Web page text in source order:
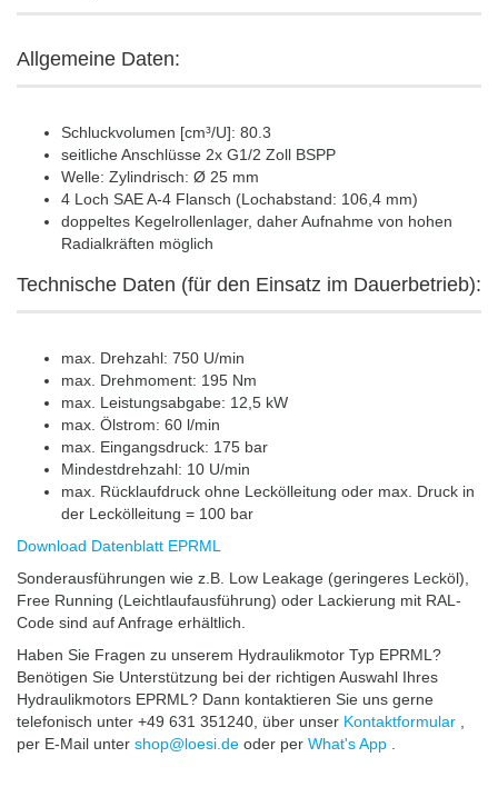
Allgemeine Daten:
Schluckvolumen [cm³/U]: 80.3
seitliche Anschlüsse 2x G1/2 Zoll BSPP
Welle: Zylindrisch: Ø 25 mm
4 Loch SAE A-4 Flansch (Lochabstand: 106,4 mm)
doppeltes Kegelrollenlager, daher Aufnahme von hohen
Radialkräften möglich
Technische Daten (für den Einsatz im Dauerbetrieb):
max. Drehzahl: 750 U/min
max. Drehmoment: 195 Nm
max. Leistungsabgabe: 12,5 kW
max. Ölstrom: 60 l/min
max. Eingangsdruck: 175 bar
Mindestdrehzahl: 10 U/min
max. Rücklaufdruck ohne Leckölleitung oder max. Druck in
der Leckölleitung = 100 bar
Download Datenblatt EPRML
Sonderausführungen wie z.B. Low Leakage (geringeres Lecköl),
Free Running (Leichtlaufausführung) oder Lackierung mit RAL-
Code sind auf Anfrage erhältlich.
Haben Sie Fragen zu unserem Hydraulikmotor Typ EPRML?
Benötigen Sie Unterstützung bei der richtigen Auswahl Ihres
Hydraulikmotors EPRML? Dann kontaktieren Sie uns gerne
telefonisch unter +49 631 351240, über unser Kontaktformular ,
per E-Mail unter shop@loesi.de oder per What's App .